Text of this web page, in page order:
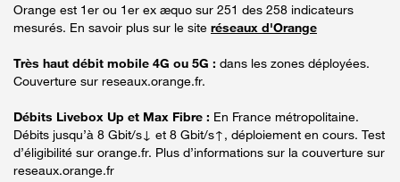
Orange est 1er ou 1er ex æquo sur 251 des 258 indicateurs
mesurés. En savoir plus sur le site réseaux d'Orange
Très haut débit mobile 4G ou 5G : dans les zones déployées.
Couverture sur reseaux.orange.fr.
Débits Livebox Up et Max Fibre : En France métropolitaine.
Débits jusqu’à 8 Gbit/s↓ et 8 Gbit/s↑, déploiement en cours. Test
d’éligibilité sur orange.fr. Plus d’informations sur la couverture sur
reseaux.orange.fr